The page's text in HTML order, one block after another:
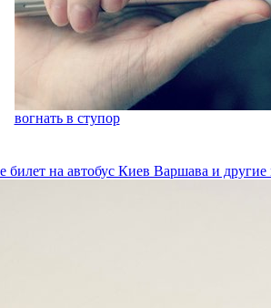
вогнать в ступор
билет на автобус Киев Варшава и